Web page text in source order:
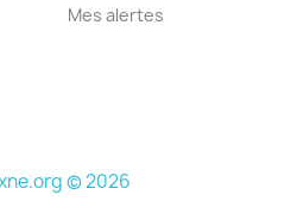
Mes alertes
© 2026